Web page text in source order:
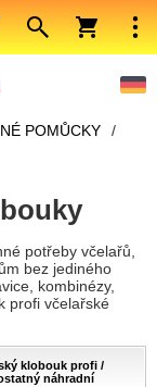
POMŮCKY
/
potřeby včelařů,
bez jediného
kombinézy,
profi včelařské
klobouk profi /
náhradní